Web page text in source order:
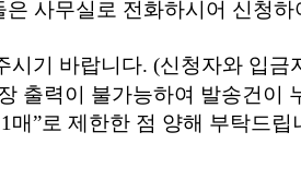
사무실로 전화하시어 신청
기 바랍니다. (신청자와 입
출력이 불가능하여 발송건이
”로 제한한 점 양해 부탁드립